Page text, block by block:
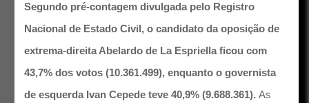
Segundo pré-contagem divulgada pelo Registro
Nacional de Estado Civil, o candidato da oposição de
extrema-direita Abelardo de La Espriella ficou com
43,7% dos votos (10.361.499), enquanto o governista
de esquerda Ivan Cepede teve 40,9% (9.688.361).As